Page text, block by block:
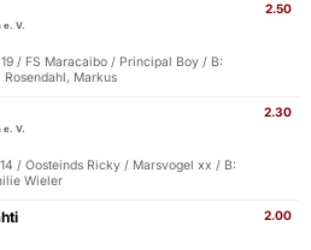
2.50
e. V.
/ FS Maracaibo / Principal Boy / B:
Markus
2.30
e. V.
/ Oosteinds Ricky / Marsvogel xx / B:
Wieler
2.00